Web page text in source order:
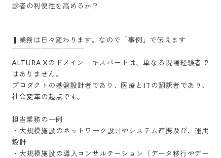
診者の利便性を高めるか？
▍業務は日々変わります。なので「事例」で伝えます
￣￣￣￣￣￣￣￣￣￣
ALTURA Xのドメインエキスパートは、単なる現場経験者で
はありません。
プロダクトの基盤設計者であり、医療とITの翻訳者であり、
社会変革の起点です。
担当業務の一例
・大規模施設のネットワーク設計やシステム連携及び、運用
設計
・大規模施設の導入コンサルテーション（データ移行やデー